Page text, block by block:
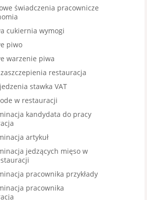
świadczenia pracownicze
cukiernia wymogi
piwo
warzenie piwa
restauracja
stawka VAT
w restauracji
kandydata do pracy
artykuł
jedzących mięso w
pracownika przykłady
pracownika